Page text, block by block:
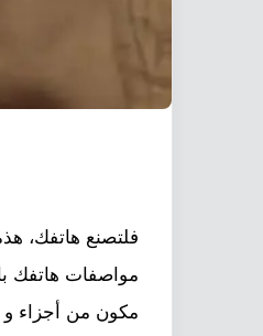
مواصفات هاتفك
مكون من أجزاء و